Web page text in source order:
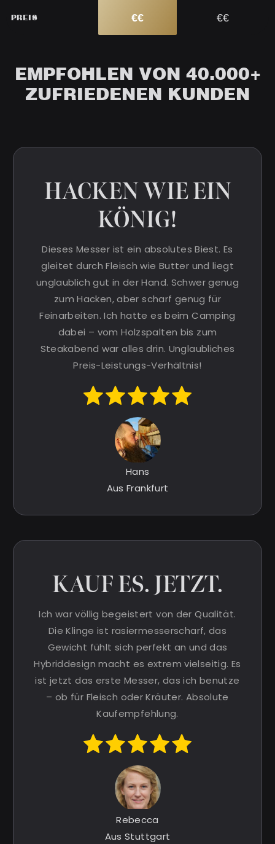
PREIS €€ €€
EMPFOHLEN VON 40.000+
ZUFRIEDENEN KUNDEN
HACKEN WIE EIN
KÖNIG!
Dieses Messer ist ein absolutes Biest. Es
gleitet durch Fleisch wie Butter und liegt
unglaublich gut in der Hand. Schwer genug
zum Hacken, aber scharf genug für
Feinarbeiten. Ich hatte es beim Camping
dabei – vom Holzspalten bis zum
Steakabend war alles drin. Unglaubliches
Preis-Leistungs-Verhältnis!
Hans
Aus Frankfurt
KAUF ES. JETZT.
Ich war völlig begeistert von der Qualität.
Die Klinge ist rasiermesserscharf, das
Gewicht fühlt sich perfekt an und das
Hybriddesign macht es extrem vielseitig. Es
ist jetzt das erste Messer, das ich benutze
– ob für Fleisch oder Kräuter. Absolute
Kaufempfehlung.
Rebecca
Aus Stuttgart